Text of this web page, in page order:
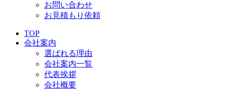
お問い合わせ
お見積もり依頼
TOP
会社案内
選ばれる理由
会社案内一覧
代表挨拶
会社概要